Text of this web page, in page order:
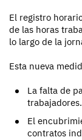
El registro
de las horas
lo largo de la
Esta nueva
La falta de
trabajadores.
El
contratos